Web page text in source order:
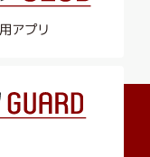
アプリ